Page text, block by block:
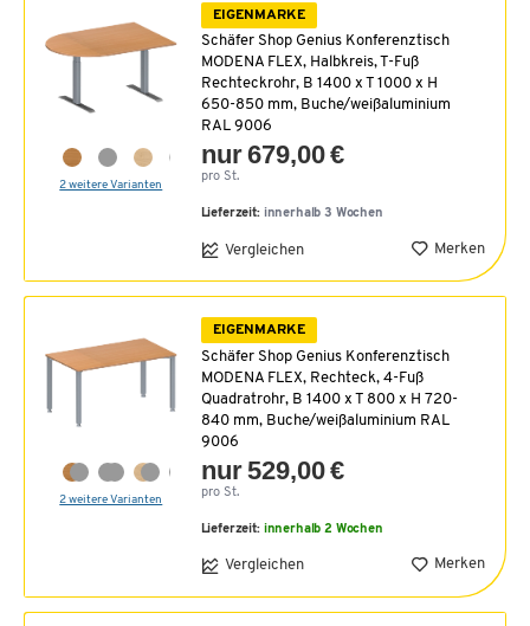
2 weitere Varianten
EIGENMARKE
Schäfer Shop Genius Konferenztisch
MODENA FLEX, Halbkreis, T-Fuß
Rechteckrohr, B 1400 x T 1000 x H
650-850 mm, Buche/weißaluminium
RAL 9006
nur 679,00 €
pro St.
Lieferzeit: innerhalb 3 Wochen
Vergleichen Merken
2 weitere Varianten
EIGENMARKE
Schäfer Shop Genius Konferenztisch
MODENA FLEX, Rechteck, 4-Fuß
Quadratrohr, B 1400 x T 800 x H 720-
840 mm, Buche/weißaluminium RAL
9006
nur 529,00 €
pro St.
Lieferzeit: innerhalb 2 Wochen
Vergleichen Merken